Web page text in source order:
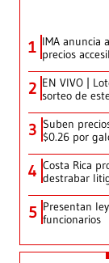
1 IMA anuncia
precios
2 EN VIVO |
sorteo de
3 Suben
$0.26 por
4 Costa Rica
destrabar
5 Presentan
funcionarios